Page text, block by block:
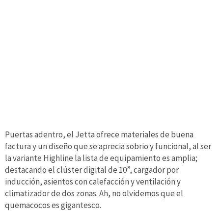
Puertas adentro, el Jetta ofrece materiales de buena
factura y un diseño que se aprecia sobrio y funcional, al ser
la variante Highline la lista de equipamiento es amplia;
destacando el clúster digital de 10”, cargador por
inducción, asientos con calefacción y ventilación y
climatizador de dos zonas. Ah, no olvidemos que el
quemacocos es gigantesco.